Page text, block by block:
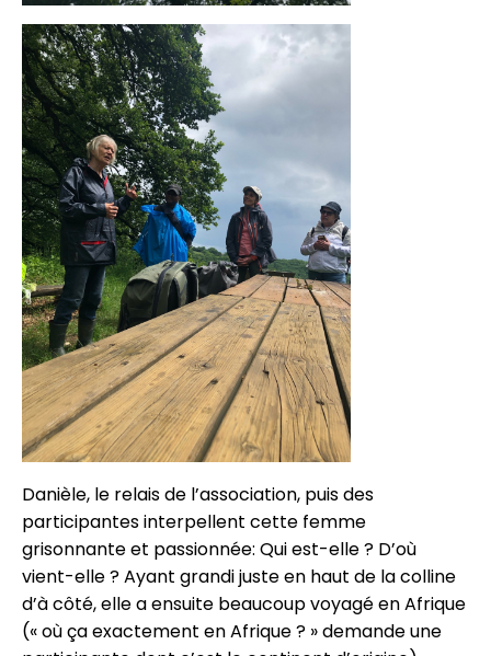
Danièle, le relais de l’association, puis des
participantes interpellent cette femme
grisonnante et passionnée: Qui est-elle ? D’où
vient-elle ? Ayant grandi juste en haut de la colline
d’à côté, elle a ensuite beaucoup voyagé en Afrique
(« où ça exactement en Afrique ? » demande une